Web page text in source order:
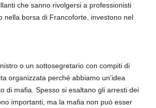
che sanno rivolgersi a professionisti
nella borsa di Francoforte, investono nel
o un sottosegretario con compiti di
organizzata perché abbiamo un’idea
di mafia. Spesso si esaltano gli arresti dei
importanti, ma la mafia non può esser